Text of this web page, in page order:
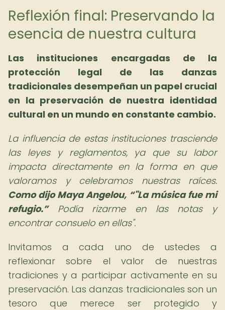
Reflexión final: Preservando la
esencia de nuestra cultura
Las instituciones encargadas de la
protección legal de las danzas
tradicionales desempeñan un papel crucial
en la preservación de nuestra identidad
cultural en un mundo en constante cambio.
La influencia de estas instituciones trasciende
las leyes y reglamentos, ya que su labor
impacta directamente en la forma en que
valoramos y celebramos nuestras raíces.
Como dijo Maya Angelou, "La música fue mi
refugio. Podía rizarme en las notas y
encontrar consuelo en ellas".
Invitamos a cada uno de ustedes a
reflexionar sobre el valor de nuestras
tradiciones y a participar activamente en su
preservación. Las danzas tradicionales son un
tesoro que merece ser protegido y